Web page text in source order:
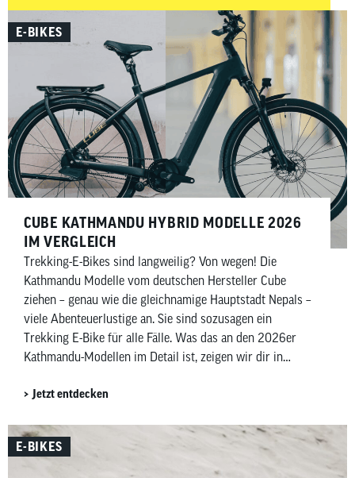
E-BIKES
CUBE KATHMANDU HYBRID MODELLE 2026
IM VERGLEICH
Trekking-E-Bikes sind langweilig? Von wegen! Die
Kathmandu Modelle vom deutschen Hersteller Cube
ziehen – genau wie die gleichnamige Hauptstadt Nepals –
viele Abenteuerlustige an. Sie sind sozusagen ein
Trekking E-Bike für alle Fälle. Was das an den 2026er
Kathmandu-Modellen im Detail ist, zeigen wir dir in
Jetzt entdecken
E-BIKES